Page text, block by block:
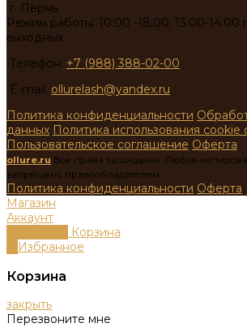
г. Пермь
Режим работы: 10:00 -18:00, 13:00-14:00
выходных
Телефон: +7 (988) 388-02-00
E-mail: ollurelash@yandex.ru
Политика конфиденциальности
данных Политика использования cookie
Пользовательское соглашение Оферта
ollure.ru Все права защищены. Любое
запрещено правообладателем.
Политика конфиденциальности Оферта
Магазин
Аккаунт
Корзина
Избранное
Корзина
закрыть
Перезвоните мне